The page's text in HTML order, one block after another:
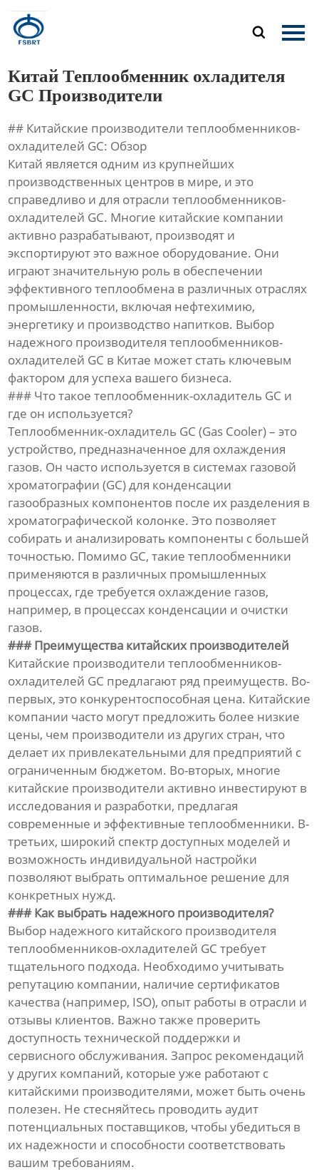

Главная
О Нас
Новости
Контакты
Китай Теплообменник охладителя
GC Производители
## Китайские производители теплообменников-
охладителей GC: Обзор
Китай является одним из крупнейших
производственных центров в мире, и это
справедливо и для отрасли теплообменников-
охладителей GC. Многие китайские компании
активно разрабатывают, производят и
экспортируют это важное оборудование. Они
играют значительную роль в обеспечении
эффективного теплообмена в различных отраслях
промышленности, включая нефтехимию,
энергетику и производство напитков. Выбор
надежного производителя теплообменников-
охладителей GC в Китае может стать ключевым
фактором для успеха вашего бизнеса.
### Что такое теплообменник-охладитель GC и
где он используется?
Теплообменник-охладитель GC (Gas Cooler) – это
устройство, предназначенное для охлаждения
газов. Он часто используется в системах газовой
хроматографии (GC) для конденсации
газообразных компонентов после их разделения в
хроматографической колонке. Это позволяет
собирать и анализировать компоненты с большей
точностью. Помимо GC, такие теплообменники
применяются в различных промышленных
процессах, где требуется охлаждение газов,
например, в процессах конденсации и очистки
газов.
### Преимущества китайских производителей
Китайские производители теплообменников-
охладителей GC предлагают ряд преимуществ. Во-
первых, это конкурентоспособная цена. Китайские
компании часто могут предложить более низкие
цены, чем производители из других стран, что
делает их привлекательными для предприятий с
ограниченным бюджетом. Во-вторых, многие
китайские производители активно инвестируют в
исследования и разработки, предлагая
современные и эффективные теплообменники. В-
третьих, широкий спектр доступных моделей и
возможность индивидуальной настройки
позволяют выбрать оптимальное решение для
конкретных нужд.
### Как выбрать надежного производителя?
Выбор надежного китайского производителя
теплообменников-охладителей GC требует
тщательного подхода. Необходимо учитывать
репутацию компании, наличие сертификатов
качества (например, ISO), опыт работы в отрасли и
отзывы клиентов. Важно также проверить
доступность технической поддержки и
сервисного обслуживания. Запрос рекомендаций
у других компаний, которые уже работают с
китайскими производителями, может быть очень
полезен. Не стесняйтесь проводить аудит
потенциальных поставщиков, чтобы убедиться в
их надежности и способности соответствовать
вашим требованиям.